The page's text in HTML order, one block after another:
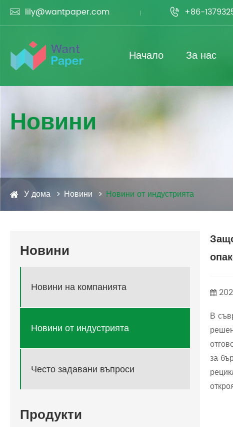
 lily@wantpaper.com  +86-
Начало За нас
Новини
У дома Новини Новини от индустрията
Новини
Новини на компанията
Новини от индустрията
Често задавани въпроси
Продукти
В
за